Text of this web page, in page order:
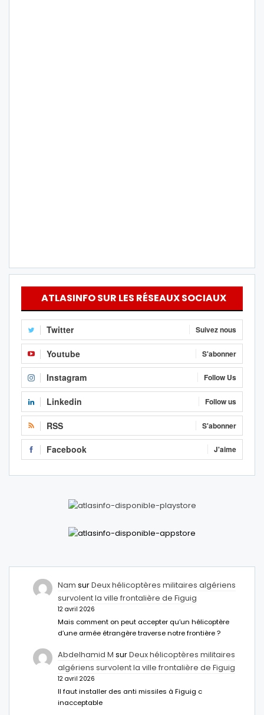
ATLASINFO SUR LES RÉSEAUX SOCIAUX
Twitter Suivez nous
Youtube S'abonner
Instagram Follow Us
Linkedin Follow us
RSS S'abonner
Facebook J'aime
Nam surDeux hélicoptères militaires algériens
survolent la ville frontalière de Figuig
12 avril 2026
Mais comment on peut accepter qu’un hélicoptère
d’une armée étrangère traverse notre frontière ?
Abdelhamid M surDeux hélicoptères militaires
algériens survolent la ville frontalière de Figuig
12 avril 2026
Il faut installer des anti missiles à Figuig c
inacceptable